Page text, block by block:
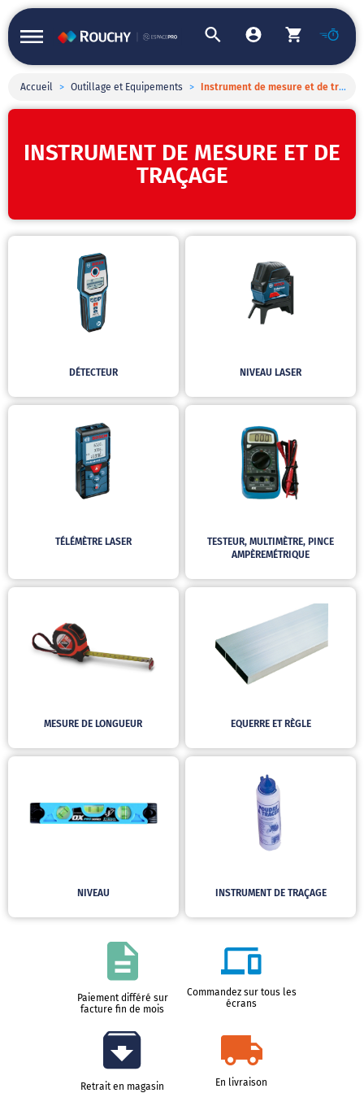
Accueil > Outillage et Equipements > Instrument de mesure et de traçage
INSTRUMENT DE MESURE ET DE
TRAÇAGE
DÉTECTEUR NIVEAU LASER
TÉLÉMÈTRE LASER
TESTEUR, MULTIMÈTRE, PINCE
AMPÈREMÉTRIQUE
MESURE DE LONGUEUR EQUERRE ET RÈGLE
NIVEAU INSTRUMENT DE TRAÇAGE
Paiement différé sur
facture fin de mois
Commandez sur tous les
écrans
Retrait en magasin En livraison